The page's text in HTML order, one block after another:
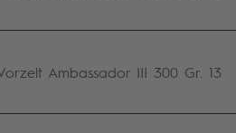
Ambassador III 300 Gr. 13